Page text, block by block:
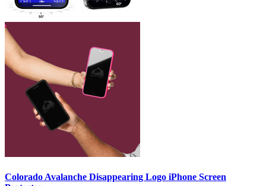
Colorado Avalanche Disappearing Logo iPhone Screen